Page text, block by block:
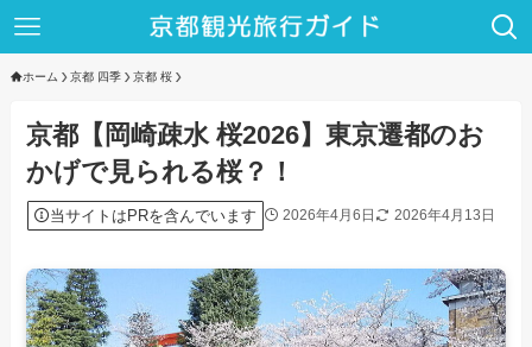
ホーム 京都 四季 京都 桜
京都【岡崎疎水 桜2026】東京遷都のお
かげで見られる桜？！
当サイトはPRを含んでいます 2026年4月6日 2026年4月13日